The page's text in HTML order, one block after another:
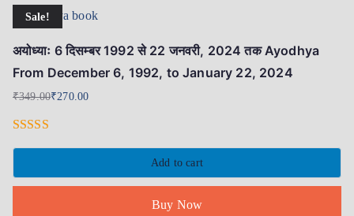
Sale!
अयोध्याः 6 दिसम्बर 1992 से 22 जनवरी, 2024 तक Ayodhya
From December 6, 1992, to January 22, 2024
₹349.00₹270.00
Add to cart
Buy Now